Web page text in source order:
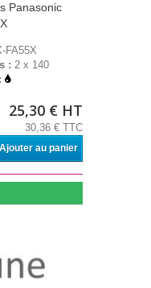
Panasonic
FA55X
: 2 x 140
25,30 € HT
30,36 € TTC
Ajouter au panier